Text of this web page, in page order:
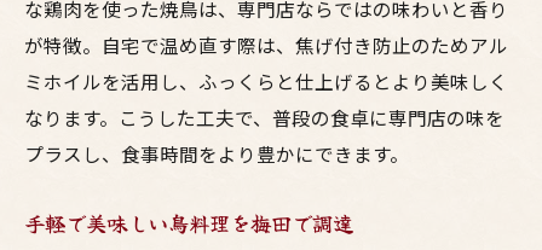
な鶏肉を使った焼鳥は、専門店ならではの味わいと香り
が特徴。自宅で温め直す際は、焦げ付き防止のためアル
ミホイルを活用し、ふっくらと仕上げるとより美味しく
なります。こうした工夫で、普段の食卓に専門店の味を
プラスし、食事時間をより豊かにできます。
手軽で美味しい鳥料理を梅田で調達